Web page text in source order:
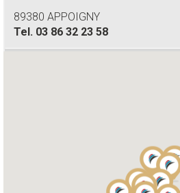
89380 APPOIGNY
Tel. 03 86 32 23 58